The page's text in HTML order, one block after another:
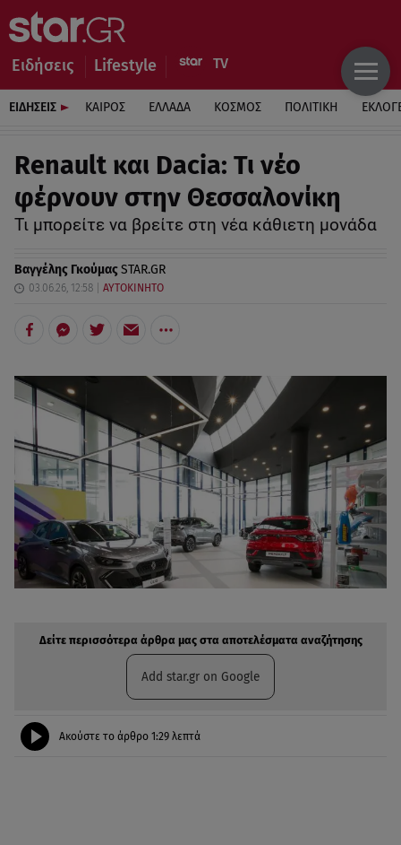
Ειδήσεις Lifestyle
ΕΙΔΗΣΕΙΣ ΚΑΙΡΟΣ ΕΛΛΑΔΑ ΚΟΣΜΟΣ ΠΟΛΙΤΙΚΗ
Renault και Dacia: Τι νέο
φέρνουν στην Θεσσαλονίκη
Τι μπορείτε να βρείτε στη νέα κάθιετη μονάδα
Βαγγέλης ΓκούμαςSTAR.GR
03.06.26, 12:58 ΑΥΤΟΚΙΝΗΤΟ
Δείτε περισσότερα άρθρα μας στα αποτελέσματα αναζήτησης
Add star.gr on Google
Ακούστε το άρθρο 1:29 λεπτά